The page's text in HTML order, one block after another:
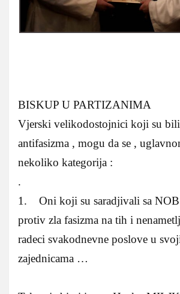
BISKUP U PARTIZANIMA
Vjerski velikodostojnici koji su bili
antifasizma , mogu da se ,
nekoliko kategorija :
.
1. Oni koji su saradjivali sa
protiv zla fasizma na tih i
radeci svakodnevne poslove u
zajednicama …